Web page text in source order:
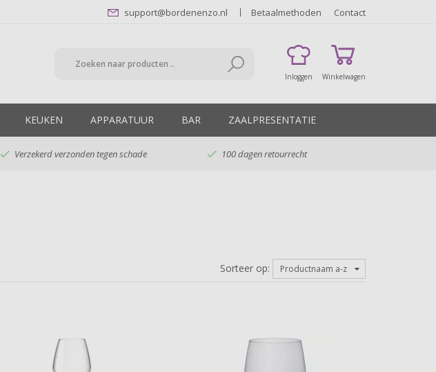
support@bordenenzo.nl Betaalmethoden Contact
Inloggen Winkelwagen
KEUKEN APPARATUUR BAR ZAALPRESENTATIE
 Verzekerd verzonden tegen schade  100 dagen retourrecht
Sorteer op: Productnaam a-z